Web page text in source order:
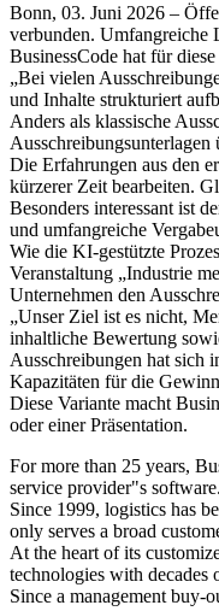
Bonn, 03. Juni 2026 –
verbunden. Umfangreiche
BusinessCode hat für
„Bei vielen
und Inhalte strukturiert
Anders als klassische
Die Erfahrungen aus den
kürzerer Zeit bearbeiten.
Besonders interessant ist
und umfangreiche
Wie die KI-gestützte
Veranstaltung „Industrie
Unternehmen den
„Unser Ziel ist es nicht,
inhaltliche Bewertung
Ausschreibungen hat sich
Kapazitäten für die
Diese Variante macht
oder einer Präsentation.
For more than 25 years,
service provider"s
Since 1999, logistics has
only serves a broad
At the heart of its
technologies with decades
Since a management buy-